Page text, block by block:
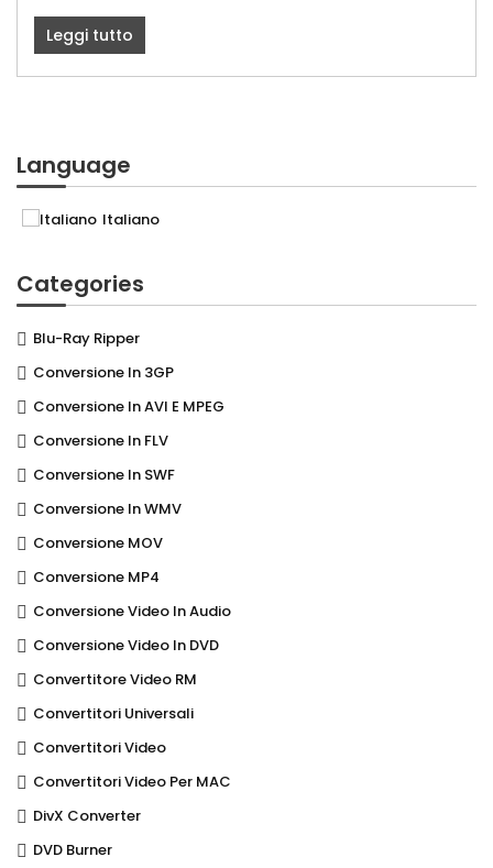
Leggi tutto
Language
Italiano
Categories
Blu-Ray Ripper
Conversione In 3GP
Conversione In AVI E MPEG
Conversione In FLV
Conversione In SWF
Conversione In WMV
Conversione MOV
Conversione MP4
Conversione Video In Audio
Conversione Video In DVD
Convertitore Video RM
Convertitori Universali
Convertitori Video
Convertitori Video Per MAC
DivX Converter
DVD Burner